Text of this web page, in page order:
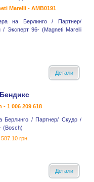
Marelli - AMB0191
на Берлинго / Партнер/
Эксперт 96- (Magneti Marelli
Детали
Бендикс
- 1 006 209 618
Берлинго / Партнер/ Скудо /
(Bosch)
587.10 грн.
Детали